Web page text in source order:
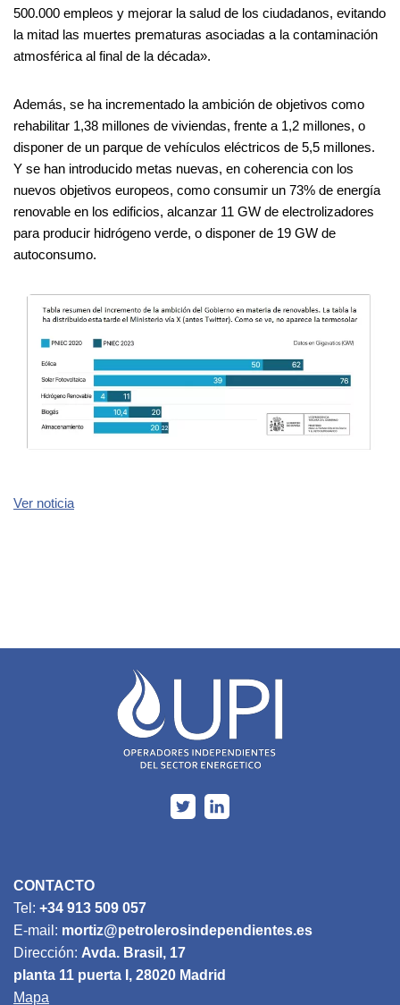
500.000 empleos y mejorar la salud de los ciudadanos, evitando
la mitad las muertes prematuras asociadas a la contaminación
atmosférica al final de la década».
Además, se ha incrementado la ambición de objetivos como
rehabilitar 1,38 millones de viviendas, frente a 1,2 millones, o
disponer de un parque de vehículos eléctricos de 5,5 millones.
Y se han introducido metas nuevas, en coherencia con los
nuevos objetivos europeos, como consumir un 73% de energía
renovable en los edificios, alcanzar 11 GW de electrolizadores
para producir hidrógeno verde, o disponer de 19 GW de
autoconsumo.
Ver noticia
CONTACTO
Tel: +34 913 509 057
E-mail: mortiz@petrolerosindependientes.es
Dirección: Avda. Brasil, 17
planta 11 puerta I, 28020 Madrid
Mapa